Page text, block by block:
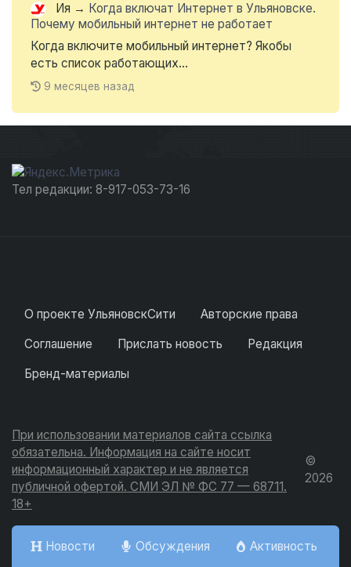
Ия → Когда включат Интернет в Ульяновске.
Почему мобильный интернет не работает
Когда включите мобильный интернет? Якобы
есть список работающих...
9 месяцев назад
Тел редакции: 8-917-053-73-16
О проекте УльяновскСити
Авторские права
Соглашение
Прислать новость
Редакция
Бренд-материалы
При использовании материалов сайта ссылка
обязательна. Информация на сайте носит
информационный характер и не является
публичной офертой. СМИ ЭЛ № ФС 77 — 68711.
18+
©
2026
Новости Обсуждения Активность